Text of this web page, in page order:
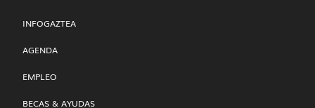
INFOGAZTEA
AGENDA
EMPLEO
BECAS & AYUDAS